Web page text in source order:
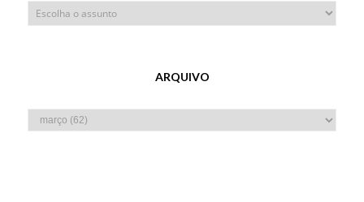
ARQUIVO